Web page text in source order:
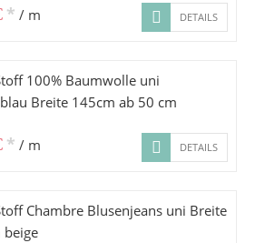
* / m DETAILS
100% Baumwolle uni
Breite 145cm ab 50 cm
* / m DETAILS
Chambre Blusenjeans uni Breite
beige